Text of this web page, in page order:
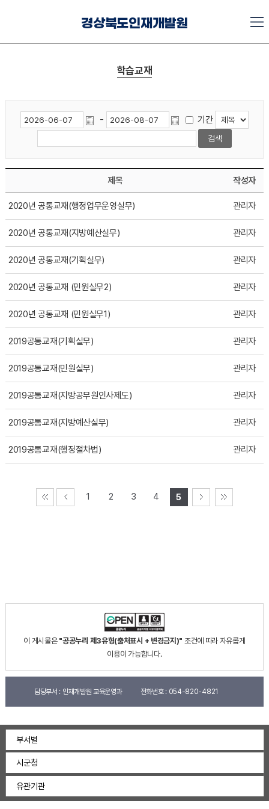
경상북도인재개발원
학습교재
- 기간
제목 작성자
2020년 공통교재(행정업무운영실무) 관리자
2020년 공통교재(지방예산실무) 관리자
2020년 공통교재(기획실무) 관리자
2020년 공통교재 (민원실무2) 관리자
2020년 공통교재 (민원실무1) 관리자
2019공통교재(기획실무) 관리자
2019공통교재(민원실무) 관리자
2019공통교재(지방공무원인사제도) 관리자
2019공통교재(지방예산실무) 관리자
2019공통교재(행정절차법) 관리자
1 2 3 4 5
이 게시물은 "공공누리 제3유형(출처표시 + 변경금지)" 조건에 따라 자유롭게
이용이 가능합니다.
담당부서 : 인재개발원 교육운영과 전화번호 : 054-820-4821
부서별
시군청
유관기관